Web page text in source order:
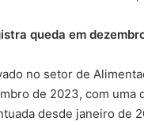
queda em
no setor de
de 2023, com uma
desde janeiro de